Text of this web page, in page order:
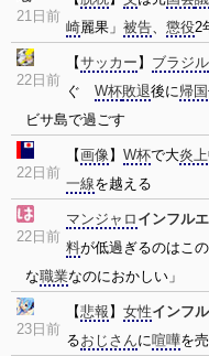
21日前
崎麗果」 被告、 懲役2
22日前
【サッカー 】 ブラジル
ぐ W杯敗退後に帰国
ビサ島で過ごす
22日前
【画像】 W杯で大炎上
一線を越える
22日前
マンジャロ インフル
料が低過ぎるのはこ
な職業なのにおかしい」
23日前
【悲報 】 女性インフ
るおじさんに喧嘩を